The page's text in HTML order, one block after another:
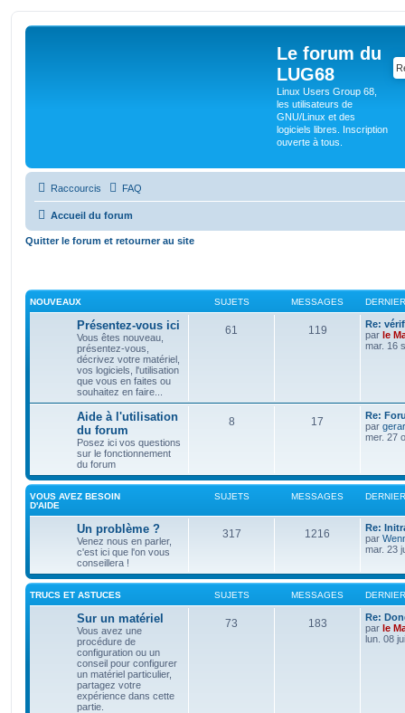
Le forum du
LUG68
Linux Users Group 68,
les utilisateurs de
GNU/Linux et des
logiciels libres. Inscription
ouverte à tous.
Raccourcis FAQ
Accueil du forum
Quitter le forum et retourner au site
NOUVEAUX SUJETS MESSAGES
Présentez-vous ici
Vous êtes nouveau,
présentez-vous,
décrivez votre matériel,
vos logiciels, l'utilisation
que vous en faites ou
souhaitez en faire...
61 119
Re:
par le
mar. 16
Aide à l'utilisation
du forum
Posez ici vos questions
sur le fonctionnement
du forum
8 17
Re:
par
mer. 27
VOUS AVEZ BESOIN
D'AIDE
SUJETS MESSAGES
Un problème ?
Venez nous en parler,
c'est ici que l'on vous
conseillera !
317 1216
Re:
par
mar. 23
TRUCS ET ASTUCES SUJETS MESSAGES
Sur un matériel
Vous avez une
procédure de
configuration ou un
conseil pour configurer
un matériel particulier,
partagez votre
expérience dans cette
partie.
73 183
Re:
par le
lun. 08